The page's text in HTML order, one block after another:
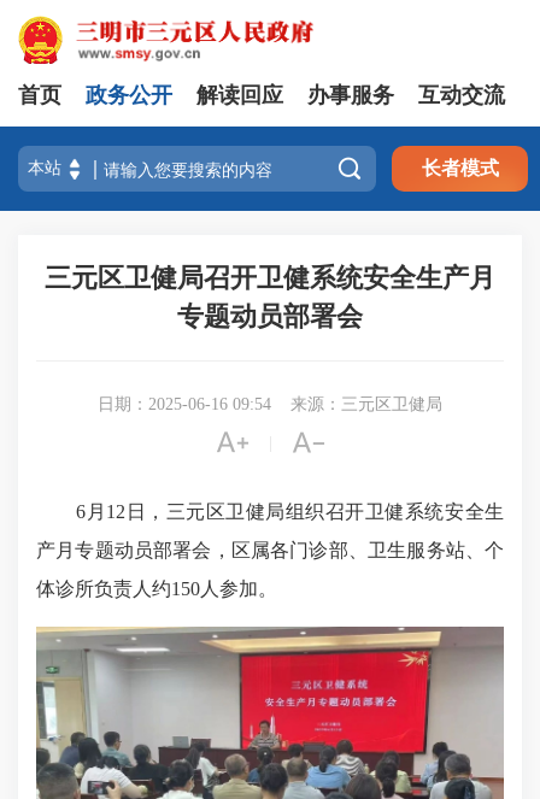
首页 政务公开 解读回应 办事服务 互动交流
 长者模式
三元区卫健局召开卫健系统安全生产月
专题动员部署会
日期：2025-06-16 09:54 来源：三元区卫健局
 
6 月 12 日，三元区卫健局组织召开卫健系统安全生
产月专题动员部署会 ， 区属各门诊部、卫生服务站、个
体诊所负责人约150人参加。